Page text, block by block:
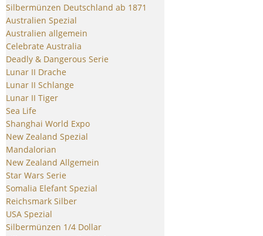
Silbermünzen Deutschland ab 1871
Australien Spezial
Australien allgemein
Celebrate Australia
Deadly & Dangerous Serie
Lunar II Drache
Lunar II Schlange
Lunar II Tiger
Sea Life
Shanghai World Expo
New Zealand Spezial
Mandalorian
New Zealand Allgemein
Star Wars Serie
Somalia Elefant Spezial
Reichsmark Silber
USA Spezial
Silbermünzen 1/4 Dollar